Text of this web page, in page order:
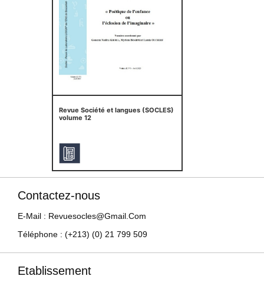
Revue Société et langues (SOCLES)
volume 12
Contactez-nous
E-Mail : Revuesocles@gmail.com
Téléphone : (+213) (0) 21 799 509
Etablissement